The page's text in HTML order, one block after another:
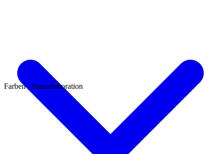
Farben - Innendekoration